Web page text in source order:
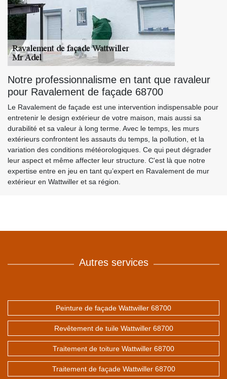
Notre professionnalisme en tant que ravaleur
pour Ravalement de façade 68700
Le Ravalement de façade est une intervention indispensable pour
entretenir le design extérieur de votre maison, mais aussi sa
durabilité et sa valeur à long terme. Avec le temps, les murs
extérieurs confrontent les assauts du temps, la pollution, et la
variation des conditions météorologiques. Ce qui peut dégrader
leur aspect et même affecter leur structure. C'est là que notre
expertise entre en jeu en tant qu’expert en Ravalement de mur
extérieur en Wattwiller et sa région.
Autres services
Peinture de façade Wattwiller 68700
Revêtement de tuile Wattwiller 68700
Traitement de toiture Wattwiller 68700
Traitement de façade Wattwiller 68700